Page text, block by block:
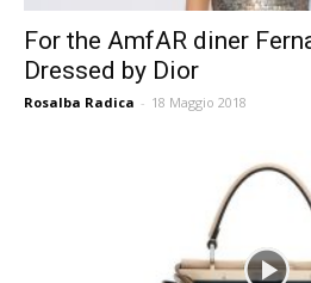
For the AmfAR diner
Dressed by Dior
Rosalba Radica - 18 Maggio 2018